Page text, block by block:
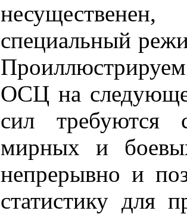
специальный
ОСЦ на
сил требуются
мирных и
непрерывно и
статистику для